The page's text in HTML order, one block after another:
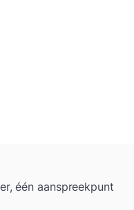
één aanspreekpunt